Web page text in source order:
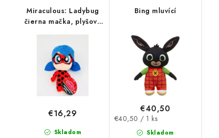
Miraculous: Ladybug
čierna mačka, plyšová
Skladom
€16,29
Bing mluvící
Skladom
€40,50
Jednotková
€40,50 / 1 ks